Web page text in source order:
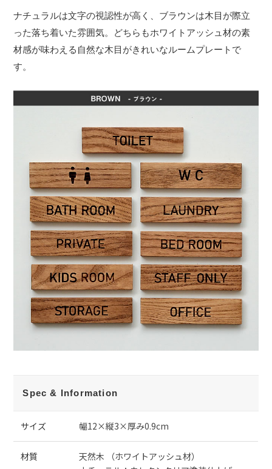
ナチュラルは文字の視認性が高く、ブラウンは木目が際立
った落ち着いた雰囲気。どちらもホワイトアッシュ材の素
材感が味わえる自然な木目がきれいなルームプレートで
す。
Spec & Information
サイズ 幅12×縦3×厚み0.9cm
材質
天然木 （ホワイトアッシュ材）